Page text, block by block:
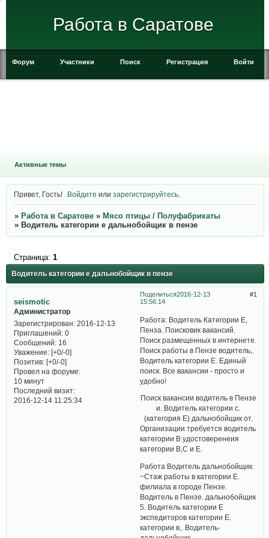
Работа в Саратове
Форум Участники Поиск Регистрация Войти
Активные темы
Привет, Гость! Войдите илизарегистрируйтесь
» Работа в Саратове » Мясо птицы / Полуфабрикаты
» Водитель категории е дальнобойщик в пензе
Водитель категории е дальнобойщик в пензе
Страница: 1
Поделиться 1
2016-12-13
15:56:14
seismotic
Администратор
Зарегистрирован: 2016-12-13
Приглашений:0
Сообщений:16
Уважение: [+0/-0]
Позитив: [+0/-0]
Провел на форуме:
10 минут
Последний визит:
2016-12-14 11:25:34
Работа: Водитель Категории Е,
Пенза. Поисковик вакансий.
Поиск размещенных в интернете.
Поиск работы в Пензе водитель,.
Водитель категории Е. Единый
поиск. Все вакансии - просто и
удобно!
Поиск вакансии водитель в Пензе
и. Водитель категории c.
(категория Е) дальнобойщик от.
Организации требуется водитель
категории В удостоверенеия
категории В,С и Е.
Работа Водитель дальнобойщик.
~Стаж работы в категории Е.
филиала в городе Пензе.
Водитель в Пензе. дальнобойщик
5. Водитель категории Е
экспедиторов категории Е.
категории в,. Водитель-